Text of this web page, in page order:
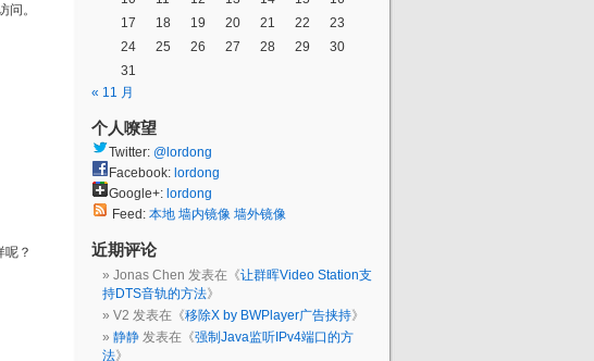
。
？
17
18 19 20 21 22
23
24
25 26 27 28 29
30
31
« 11 月
个人嘹望
Twitter: @lordong
Facebook: lordong
Google+: lordong
Feed: 本地 墙内镜像 墙外镜像
近期评论
Jonas Chen 发表在《让群晖Video Station支
持DTS音轨的方法》
V2 发表在《移除X by BWPlayer广告挟持》
静静 发表在《强制Java监听IPv4端口的方
法》